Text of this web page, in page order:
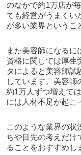
のなかで約1万店が
ても経営がうまくい
が多い業界というこ
また美容師になるに
資格に関しては厚生
タによると美容師試
しています。美容
約1万人ずつ増えて
には人材不足が起こ
このような業界の状
ちや目先の考えだけ
ることをおすすめし